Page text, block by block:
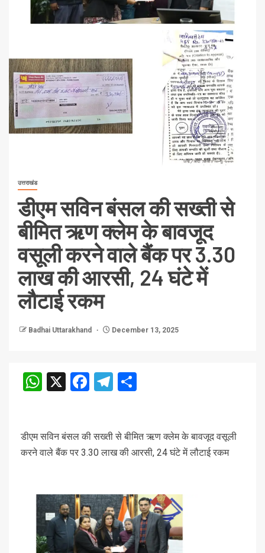
उत्तराखंड
डीएम सविन बंसल की सख्ती से
बीमित ऋण क्लेम के बावजूद
वसूली करने वाले बैंक पर 3.30
लाख की आरसी, 24 घंटे में
लौटाई रकम
Badhai Uttarakhand December 13, 2025
WhatsApp
X Facebook
Telegram
डीएम सविन बंसल की सख्ती से बीमित ऋण क्लेम के बावजूद वसूली
करने वाले बैंक पर 3.30 लाख की आरसी, 24 घंटे में लौटाई रकम